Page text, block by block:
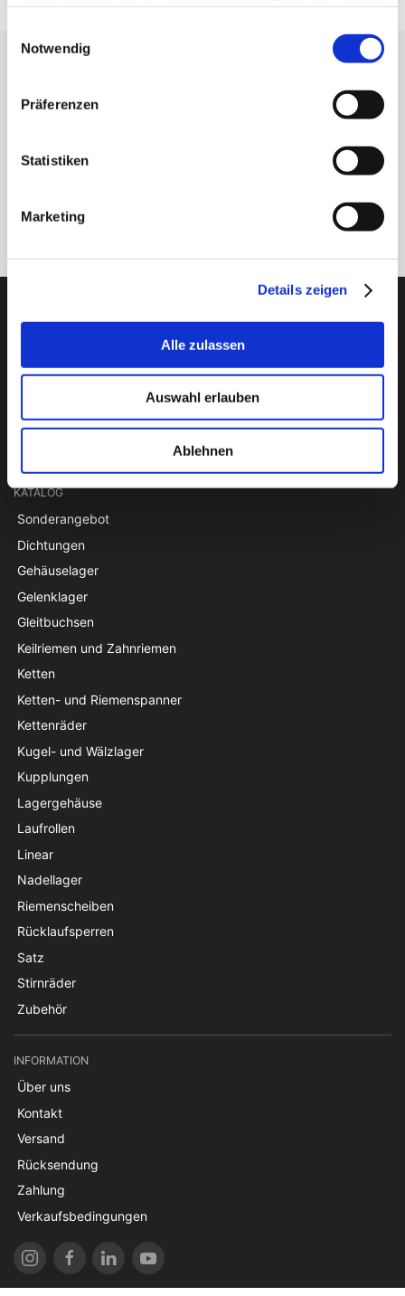
Notwendig
Präferenzen
Statistiken
Marketing
Details zeigen
Alle zulassen
Auswahl erlauben
Ablehnen
Papegøjevej 7, DK-6270 Tønder
USt-IdNr. DK27216129
KATALOG
Sonderangebot
Dichtungen
Gehäuselager
Gelenklager
Gleitbuchsen
Keilriemen und Zahnriemen
Ketten
Ketten- und Riemenspanner
Kettenräder
Kugel- und Wälzlager
Kupplungen
Lagergehäuse
Laufrollen
Linear
Nadellager
Riemenscheiben
Rücklaufsperren
Satz
Stirnräder
Zubehör
INFORMATION
Über uns
Kontakt
Versand
Rücksendung
Zahlung
Verkaufsbedingungen